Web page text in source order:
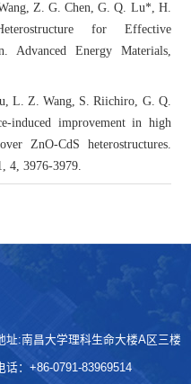
Z. G. Chen, G. Q. Lu*, H.
for Effective
. Advanced Energy Materials,
L. Z. Wang, S. Riichiro, G. Q.
induced improvement in high
ZnO-CdS heterostructures.
4, 3976-3979.
址:南昌大学理科生命大楼A区三楼
话：+86-0791-83969514